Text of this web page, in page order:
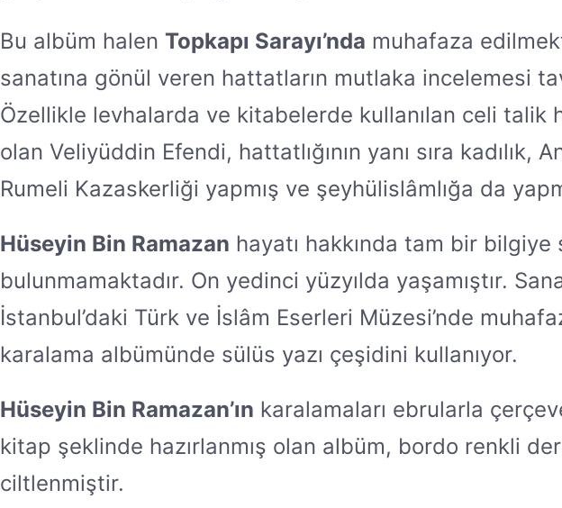
Bu albüm halen Topkapı Sarayı’nda muhafaza
sanatına gönül veren hattatların mutlaka incelemesi
Özellikle levhalarda ve kitabelerde kullanılan celi talik
olan Veliyüddin Efendi, hattatlığının yanı sıra kadılık,
Rumeli Kazaskerliği yapmış ve şeyhülislâmlığa da
Hüseyin Bin Ramazan hayatı hakkında tam bir bilgiye
bulunmamaktadır. On yedinci yüzyılda yaşamıştır.
İstanbul’daki Türk ve İslâm Eserleri Müzesi’nde
karalama albümünde sülüs yazı çeşidini kullanıyor.
Hüseyin Bin Ramazan’ın karalamaları ebrularla
kitap şeklinde hazırlanmış olan albüm, bordo renkli
ciltlenmiştir.